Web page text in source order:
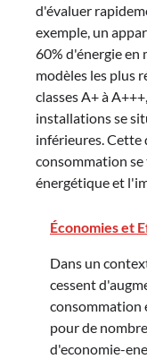
d'évaluer
exemple, un
60% d'énergie en
modèles les plus
classes A+ à
installations se
inférieures. Cette
consommation
énergétique et
Économies et
Dans un
cessent
consommation
pour de
d'economie-